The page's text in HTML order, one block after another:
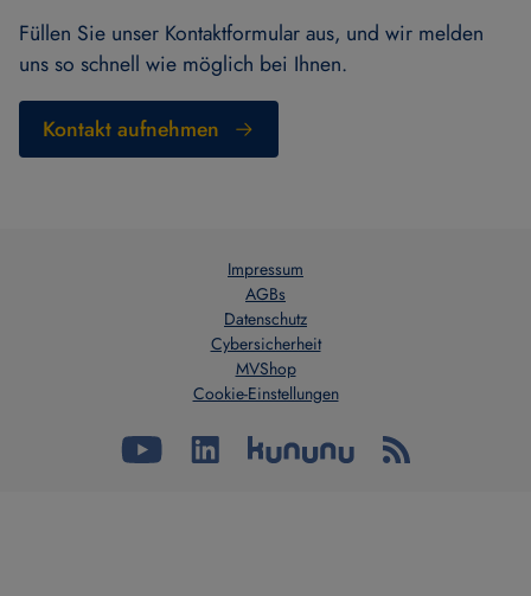
Füllen Sie unser Kontaktformular aus, und wir melden
uns so schnell wie möglich bei Ihnen.
Kontakt aufnehmen
Impressum
AGBs
Datenschutz
Cybersicherheit
MVShop
Cookie-Einstellungen